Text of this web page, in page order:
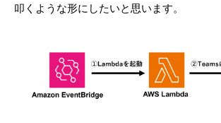
叩くような形にしたいと思います。